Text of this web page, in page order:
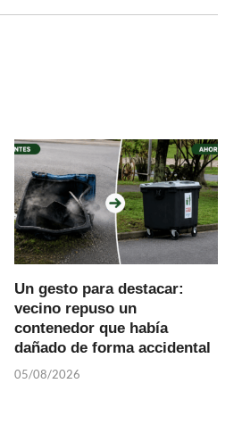
Un gesto para destacar:
vecino repuso un
contenedor que había
dañado de forma accidental
05/08/2026